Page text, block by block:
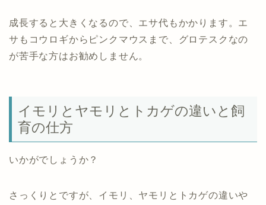
成長すると大きくなるので、エサ代もかかります。エ
サもコウロギからピンクマウスまで、グロテスクなの
が苦手な方はお勧めしません。
イモリとヤモリとトカゲの違いと飼
育の仕方
いかがでしょうか？
さっくりとですが、イモリ、ヤモリとトカゲの違いや